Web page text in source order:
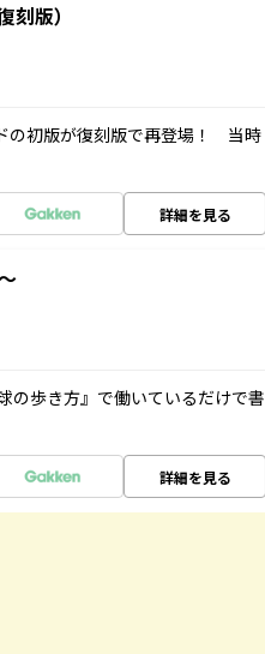
版）
の初版が復刻版で再登場！ 当時
詳細を見る
の歩き方』で働いているだけで書
詳細を見る